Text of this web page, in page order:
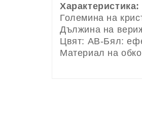
Характеристика:
Големина на
Дължина на
Цвят: AB-Бял:
Материал на